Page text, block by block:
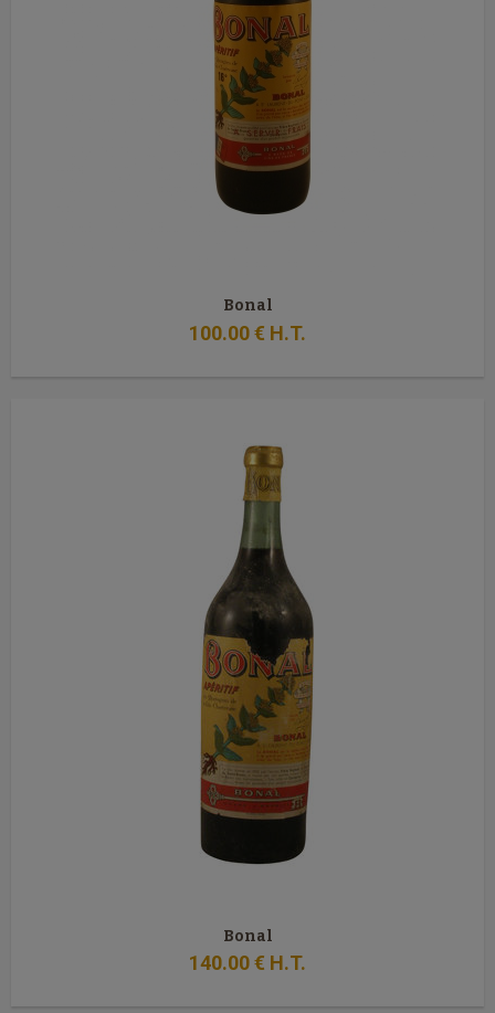
Bonal
100.00€ H.T.
Bonal
140.00€ H.T.